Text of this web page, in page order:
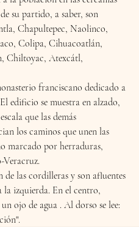
su partido, a saber, son
Chapultepec, Naolinco,
Colipa, Cihuacoatlán,
Chiltoyac, Atexcátl,
edificio se muestra en alzado,
que las demás
los caminos que unen las
marcado por herraduras,
Veracruz.
la izquierda. En el centro,
ojo de agua . Al dorso se lee: